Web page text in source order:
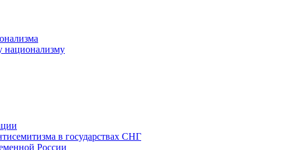
национализму
в государствах СНГ
России